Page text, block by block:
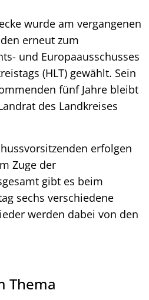
wurde am vergangenen
erneut zum
und Europaausschusses
(HLT) gewählt. Sein
fünf Jahre bleibt
des Landkreises
erfolgen
Zuge der
gibt es beim
sechs verschiedene
werden dabei von den
Thema